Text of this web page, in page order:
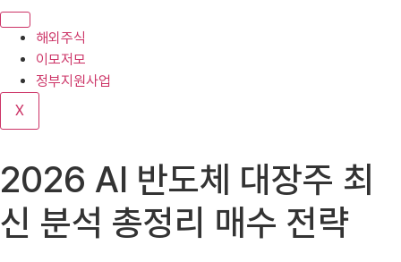
로
기
해외주식
이모저모
정부지원사업
X
2026 AI 반도체 대장주 최
신 분석 총정리 매수 전략